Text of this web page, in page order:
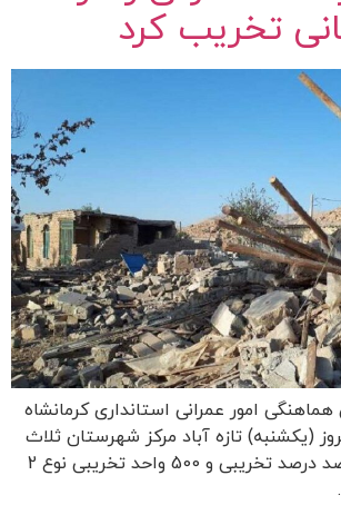
تخریب کرد
هماهنگی امور عمرانی استانداری کرمانشاه
(یکشنبه) تازه آباد مرکز شهرستان ثلاث
باباجانی چهار واحد صد درصد تخریبی و 500 واحد تخریبی نوع 2